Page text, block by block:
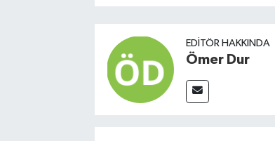
EDITÖR HAKKINDA
Ömer Dur